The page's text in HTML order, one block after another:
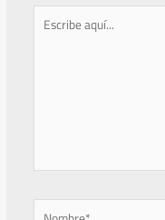
Escribe
aquí...
Nombre*